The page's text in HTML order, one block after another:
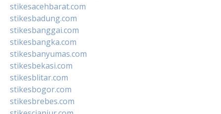
stikesacehbarat.com
stikesbadung.com
stikesbanggai.com
stikesbangka.com
stikesbanyumas.com
stikesbekasi.com
stikesblitar.com
stikesbogor.com
stikesbrebes.com